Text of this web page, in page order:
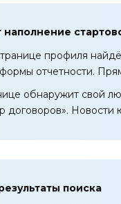
профиля
отчетности.
обнаружит свой
договоров».
поиска